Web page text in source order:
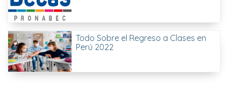
Todo Sobre el Regreso a Clases en
Perú 2022